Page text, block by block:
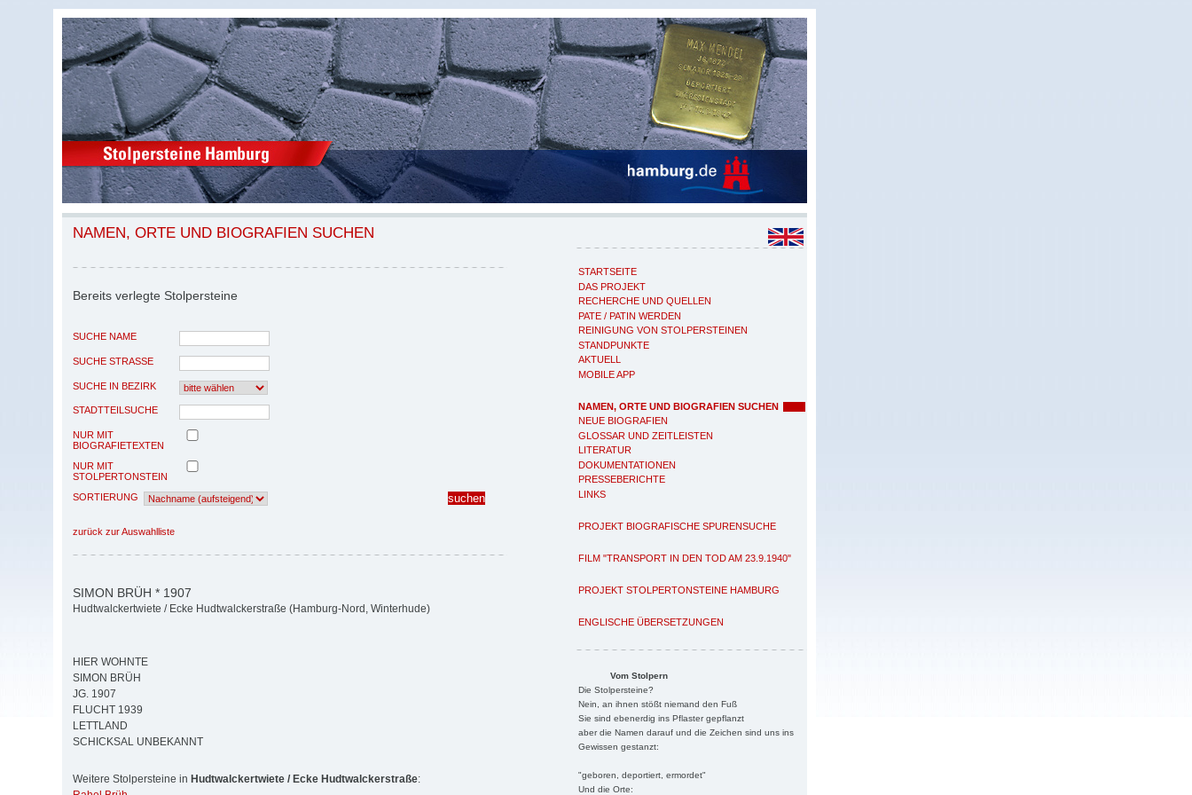
STARTSEITE
DAS PROJEKT
RECHERCHE UND QUELLEN
PATE / PATIN WERDEN
REINIGUNG VON STOLPERSTEINEN
STANDPUNKTE
AKTUELL
MOBILE APP
NAMEN, ORTE UND BIOGRAFIEN SUCHEN
NEUE BIOGRAFIEN
GLOSSAR UND ZEITLEISTEN
LITERATUR
DOKUMENTATIONEN
PRESSEBERICHTE
LINKS
PROJEKT BIOGRAFISCHE SPURENSUCHE
FILM "TRANSPORT IN DEN TOD AM 23.9.1940"
PROJEKT STOLPERTONSTEINE HAMBURG
ENGLISCHE ÜBERSETZUNGEN
Vom Stolpern
Die Stolpersteine?
Nein, an ihnen stößt niemand den Fuß
Sie sind ebenerdig ins Pflaster gepflanzt
aber die Namen darauf und die Zeichen sind uns ins
Gewissen gestanzt:
"geboren, deportiert, ermordet"
Und die Orte:
NAMEN, ORTE UND BIOGRAFIEN SUCHEN
Bereits verlegte Stolpersteine
SUCHE NAME
SUCHE STRASSE
SUCHE IN BEZIRK
STADTTEILSUCHE
NUR MIT
BIOGRAFIETEXTEN
NUR MIT
STOLPERTONSTEIN
SORTIERUNG
zurück zur Auswahlliste
SIMON BRÜH * 1907
Hudtwalckertwiete / Ecke Hudtwalckerstraße (Hamburg-Nord, Winterhude)
HIER WOHNTE
SIMON BRÜH
JG. 1907
FLUCHT 1939
LETTLAND
SCHICKSAL UNBEKANNT
Weitere Stolpersteine in Hudtwalckertwiete / Ecke Hudtwalckerstraße: